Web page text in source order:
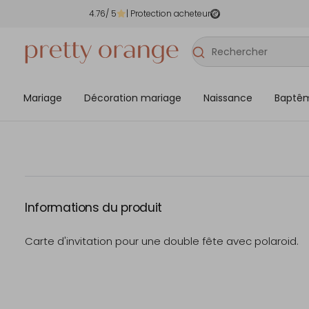
4.76/ 5 | Protection acheteur
Mariage Décoration mariage Naissance
Informations du produit
Carte d'invitation pour une double fête avec polaroid.